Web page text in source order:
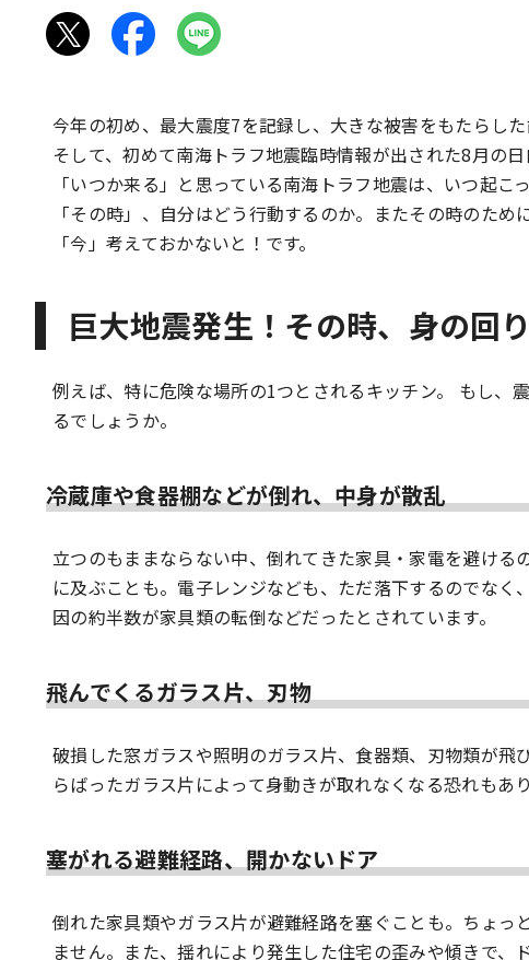
今年の初め、最大震度7を記録し、大きな被害をもたらした
そして、初めて南海トラフ地震臨時情報が出された8月の
「いつか来る」と思っている南海トラフ地震は、いつ起こ
「その時」、自分はどう行動するのか。またその時のため
「今」考えておかないと！です。
巨大地震発生！その時、身の回
例えば、特に危険な場所の1つとされるキッチン。 もし、
るでしょうか。
冷蔵庫や食器棚などが倒れ、中身が散乱
立つのもままならない中、倒れてきた家具・家電を避け
に及ぶことも。電子レンジなども、ただ落下するのでな
因の約半数が家具類の転倒などだったとされています。
飛んでくるガラス片、刃物
破損した窓ガラスや照明のガラス片、食器類、刃物類が
らばったガラス片によって身動きが取れなくなる恐れもあり
塞がれる避難経路、開かないドア
倒れた家具類やガラス片が避難経路を塞ぐことも。ちょ
ません。また、揺れにより発生した住宅の歪みや傾きで、